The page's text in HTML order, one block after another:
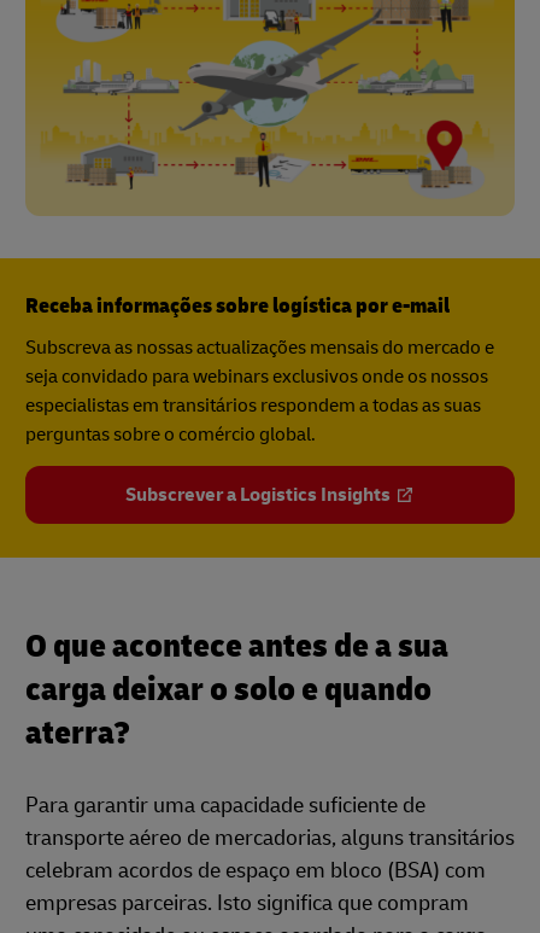
Receba informações sobre logística por e-mail
Subscreva as nossas actualizações mensais do mercado e
seja convidado para webinars exclusivos onde os nossos
especialistas em transitários respondem a todas as suas
perguntas sobre o comércio global.
Subscrever a Logistics Insights
O que acontece antes de a sua
carga deixar o solo e quando
aterra?
Para garantir uma capacidade suficiente de
transporte aéreo de mercadorias, alguns transitários
celebram acordos de espaço em bloco (BSA) com
empresas parceiras. Isto significa que compram